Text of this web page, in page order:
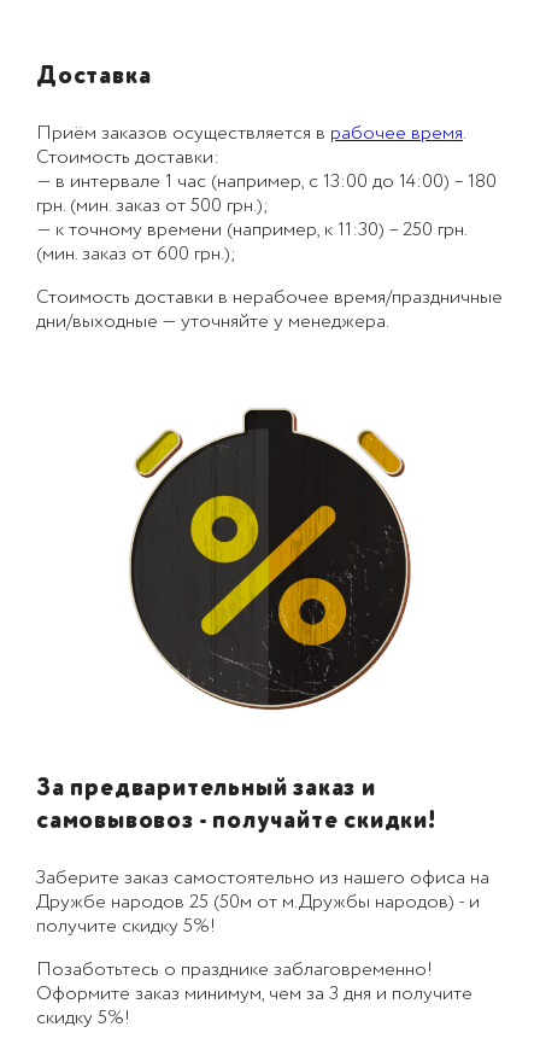
Доставка
Приём заказов осуществляется в рабочее время.
Стоимость доставки:
— в интервале 1 час (например, с 13:00 до 14:00) – 180
грн. (мин. заказ от 500 грн.);
— к точному времени (например, к 11:30) – 250 грн.
(мин. заказ от 600 грн.);
Стоимость доставки в нерабочее время/праздничные
дни/выходные — уточняйте у менеджера.
За предварительный заказ и
самовывовоз - получайте скидки!
Заберите заказ самостоятельно из нашего офиса на
Дружбе народов 25 (50м от м.Дружбы народов) - и
получите скидку 5%!
Позаботьтесь о празднике заблаговременно!
Оформите заказ минимум, чем за 3 дня и получите
скидку 5%!